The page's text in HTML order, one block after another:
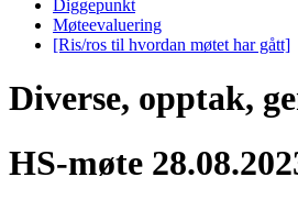
Diggepunkt
Møteevaluering
[Ris/ros til hvordan møtet har gått]
Diverse, opptak,
HS-møte